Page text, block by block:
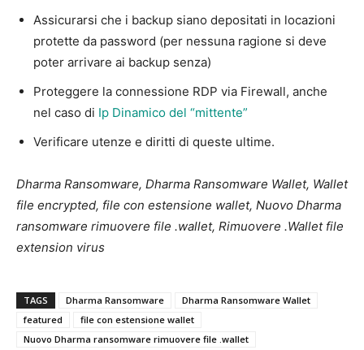
Assicurarsi che i backup siano depositati in locazioni
protette da password (per nessuna ragione si deve
poter arrivare ai backup senza)
Proteggere la connessione RDP via Firewall, anche
nel caso di Ip Dinamico del “mittente”
Verificare utenze e diritti di queste ultime.
Dharma Ransomware, Dharma Ransomware Wallet, Wallet
file encrypted, file con estensione wallet, Nuovo Dharma
ransomware rimuovere file .wallet, Rimuovere .Wallet file
extension virus
TAGS Dharma Ransomware
Dharma Ransomware Wallet
featured
file con estensione wallet
Nuovo Dharma ransomware rimuovere file .wallet